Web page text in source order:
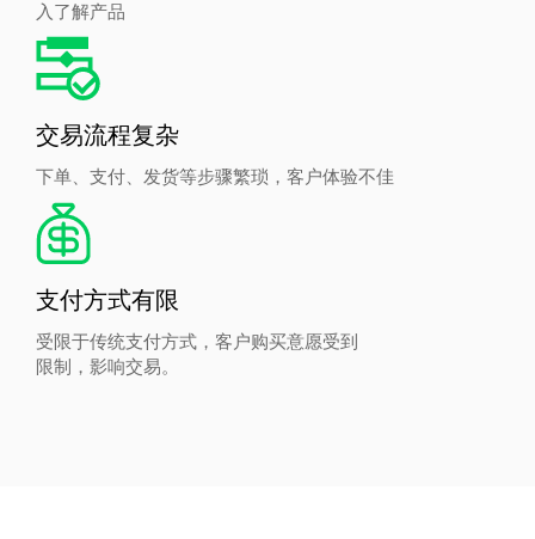
入了解产品
交易流程复杂
下单、支付、发货等步骤繁琐，客户体验不佳
支付方式有限
受限于传统支付方式，客户购买意愿受到
限制，影响交易。